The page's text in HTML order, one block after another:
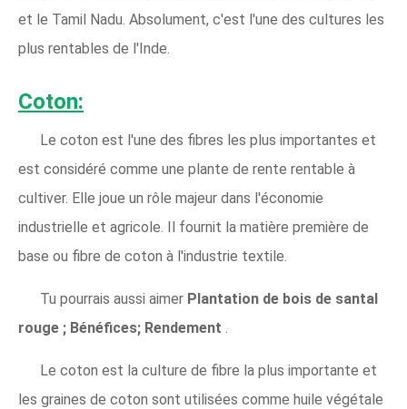
et le Tamil Nadu. Absolument, c'est l'une des cultures les
plus rentables de l'Inde.
Coton:
Le coton est l'une des fibres les plus importantes et
est considéré comme une plante de rente rentable à
cultiver. Elle joue un rôle majeur dans l'économie
industrielle et agricole. Il fournit la matière première de
base ou fibre de coton à l'industrie textile.
Tu pourrais aussi aimer Plantation de bois de santal
rouge ; Bénéfices; Rendement
Le coton est la culture de fibre la plus importante et
les graines de coton sont utilisées comme huile végétale